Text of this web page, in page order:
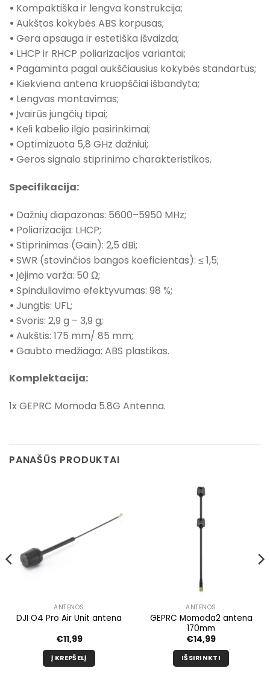
• Kompaktiška ir lengva konstrukcija;
• Aukštos kokybės ABS korpusas;
• Gera apsauga ir estetiška išvaizda;
• LHCP ir RHCP poliarizacijos variantai;
• Pagaminta pagal aukščiausius kokybės standartus;
• Kiekviena antena kruopščiai išbandyta;
• Lengvas montavimas;
• Įvairūs jungčių tipai;
• Keli kabelio ilgio pasirinkimai;
• Optimizuota 5,8 GHz dažniui;
• Geros signalo stiprinimo charakteristikos.
Specifikacija:
• Dažnių diapazonas: 5600–5950 MHz;
• Poliarizacija: LHCP;
• Stiprinimas (Gain): 2,5 dBi;
• SWR (stovinčios bangos koeficientas): ≤ 1,5;
• Įėjimo varža: 50 Ω;
• Spinduliavimo efektyvumas: 98 %;
• Jungtis: UFL;
• Svoris: 2,9 g – 3,9 g;
• Aukštis: 175 mm/ 85 mm;
• Gaubto medžiaga: ABS plastikas.
Komplektacija:
1x GEPRC Momoda 5.8G Antenna.
PANAŠŪS PRODUKTAI
ANTENOS
DJI O4 Pro Air Unit antena
€11,99
Į KREPŠELĮ
ANTENOS
GEPRC Momoda2 antena
170mm
€14,99
IŠSIRINKTI